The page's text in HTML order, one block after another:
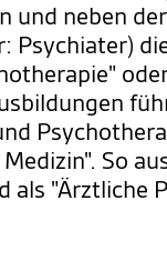
und neben der
Psychiater)
So
als "Ärztliche